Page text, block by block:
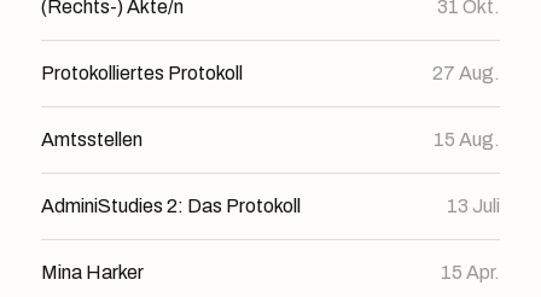
(Rechts-) Akte/n 31 Okt.
Protokolliertes Protokoll 27 Aug.
Amtsstellen 15 Aug.
AdminiStudies 2: Das Protokoll 13 Juli
Mina Harker 15 Apr.